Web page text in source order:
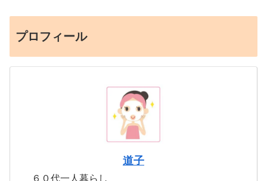
プロフィール
道子
６０代一人暮らし